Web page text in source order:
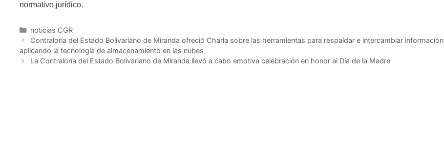
normativo jurídico.
noticias CGR
Contraloría del Estado Bolivariano de Miranda ofreció Charla sobre las herramientas para respaldar e intercambiar información
aplicando la tecnología de almacenamiento en las nubes
La Contraloría del Estado Bolivariano de Miranda llevó a cabo emotiva celebración en honor al Día de la Madre